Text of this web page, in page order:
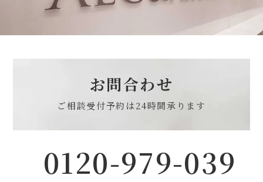
お問合わせ
ご相談受付予約は24時間承ります
0120-979-039